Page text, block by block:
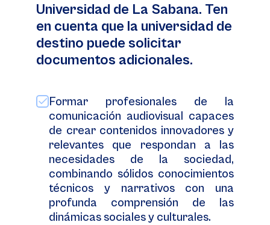
Universidad de La Sabana. Ten
en cuenta que la universidad de
destino puede solicitar
documentos adicionales.
Formar profesionales de la
comunicación audiovisual capaces
de crear contenidos innovadores y
relevantes que respondan a las
necesidades de la sociedad,
combinando sólidos conocimientos
técnicos y narrativos con una
profunda comprensión de las
dinámicas sociales y culturales.